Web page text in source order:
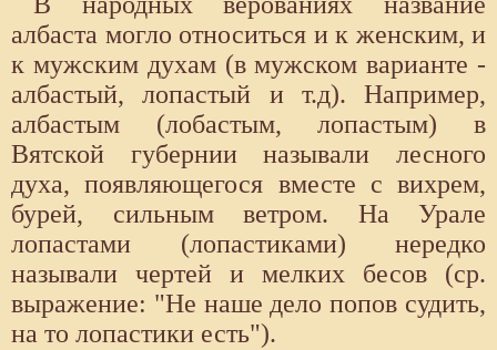
албаста могло относиться и к женским, и
к мужским духам (в мужском варианте -
албастый, лопастый и т.д). Например,
албастым (лобастым, лопастым) в
Вятской губернии называли лесного
духа, появляющегося вместе с вихрем,
бурей, сильным ветром. На Урале
лопастами (лопастиками) нередко
называли чертей и мелких бесов (ср.
выражение: "Не наше дело попов судить,
на то лопастики есть").